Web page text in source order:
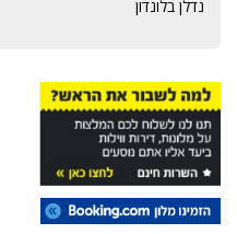
נדלן בלונדון